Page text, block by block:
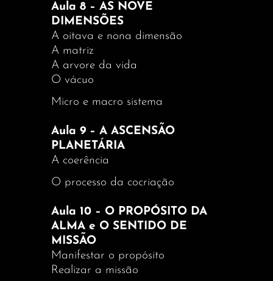
Aula 8 – AS NOVE
DIMENSÕES
A oitava e nona dimensão
A matriz
A arvore da vida
O vácuo
Micro e macro sistema
Aula 9 – A ASCENSÃO
PLANETÁRIA
A coerência
O processo da cocriação
Aula 10 – O PROPÓSITO DA
ALMA e O SENTIDO DE
MISSÃO
Manifestar o propósito
Realizar a missão